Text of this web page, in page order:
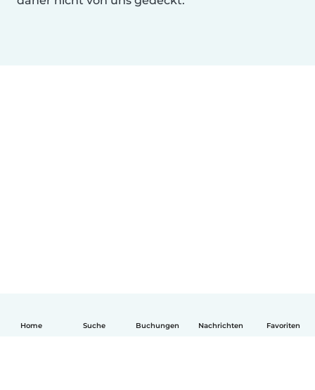
Home Suche Buchungen Nachrichten Favoriten